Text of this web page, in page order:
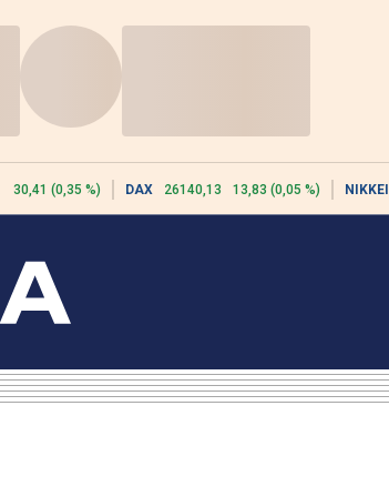
30,41 (0,35 %) DAX 26140,13 13,83 (0,05 %) NIKKEI